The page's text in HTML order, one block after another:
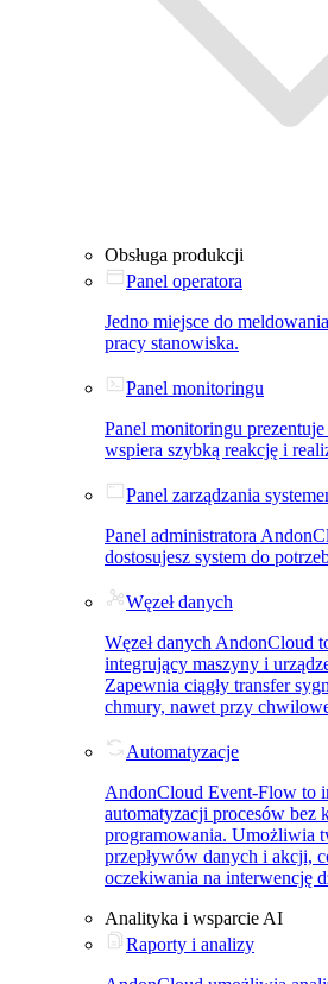
Obsługa produkcji
Panel operatora
Jedno miejsce do
pracy stanowiska.
Panel monitoringu
Panel monitoringu
wspiera szybką reakcję i
Panel zarządzania
Panel administratora
dostosujesz system do
Węzeł danych
Węzeł danych AndonCloud
integrujący maszyny i
Zapewnia ciągły transfer
chmury, nawet przy
Automatyzacje
AndonCloud Event-Flow to
automatyzacji procesów bez
programowania. Umożliwia
przepływów danych i akcji,
oczekiwania na interwencję
Analityka i wsparcie AI
Raporty i analizy